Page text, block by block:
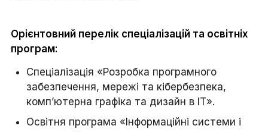
Орієнтовний перелік спеціалізацій та освітніх
програм:
Спеціалізація «Розробка програмного
забезпечення, мережі та кібербезпека,
комп’ютерна графіка та дизайн в ІТ».
Освітня програма «Інформаційні системи і